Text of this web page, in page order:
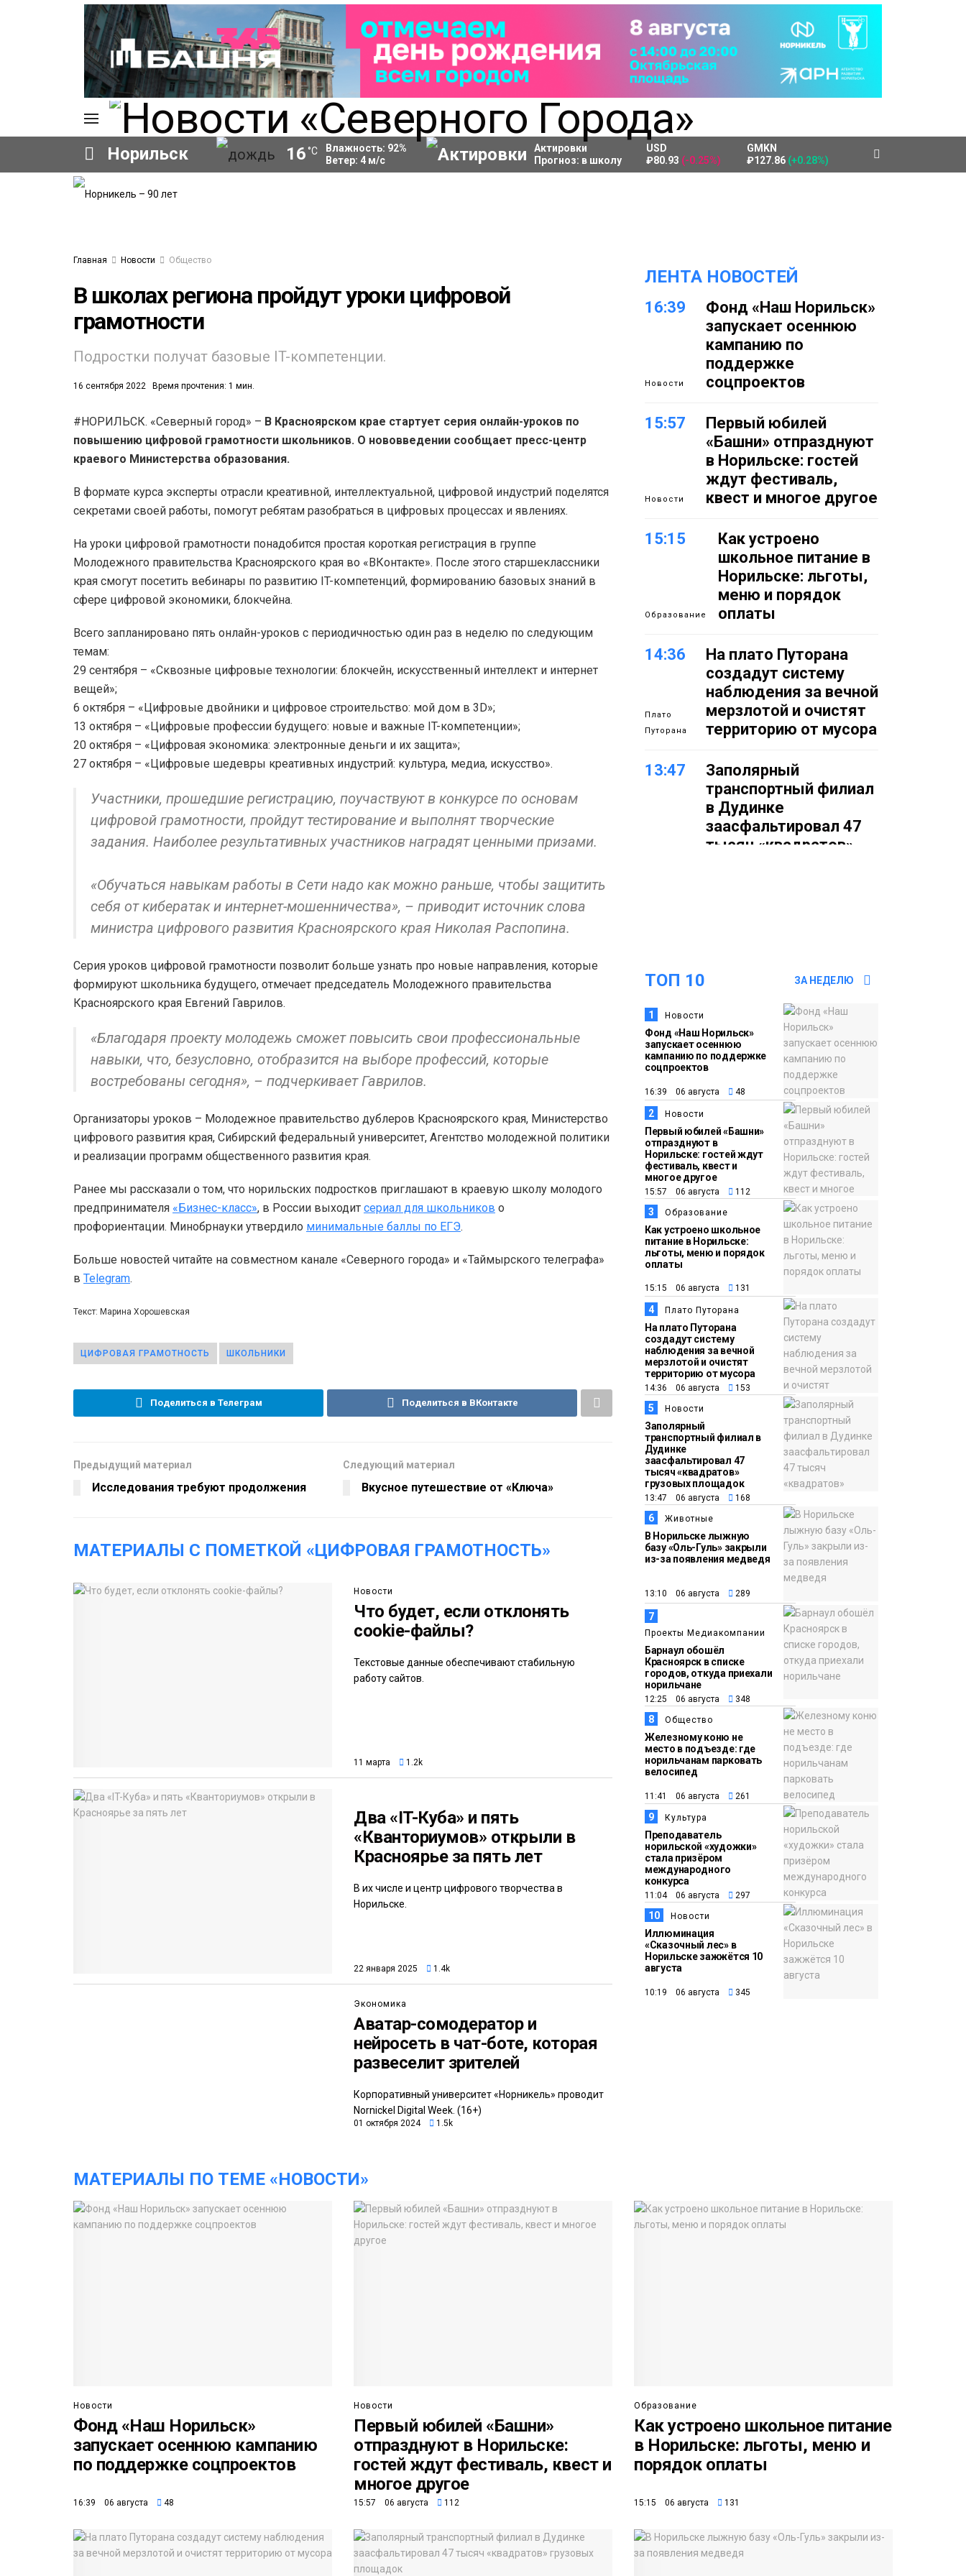
Норильск 16 °C Влажность: 92%
Ветер: 4м/с
Актировки
Прогноз: в школу
USD
₽80.93 (-0.25%)
GMKN
₽127.86 (+0.28%)
Главная Новости Общество
В школах региона пройдут уроки цифровой
грамотности
Подростки получат базовые IT-компетенции.
16 сентября 2022 Время прочтения: 1 мин.
#НОРИЛЬСК. «Северный город» – В Красноярском крае стартует серия онлайн-уроков по
повышению цифровой грамотности школьников. О нововведении сообщает пресс-центр
краевого Министерства образования.
В формате курса эксперты отрасли креативной, интеллектуальной, цифровой индустрий поделятся
секретами своей работы, помогут ребятам разобраться в цифровых процессах и явлениях.
На уроки цифровой грамотности понадобится простая короткая регистрация в группе
Молодежного правительства Красноярского края во «ВКонтакте». После этого старшеклассники
края смогут посетить вебинары по развитию IT-компетенций, формированию базовых знаний в
сфере цифровой экономики, блокчейна.
Всего запланировано пять онлайн-уроков с периодичностью один раз в неделю по следующим
темам:
29 сентября – «Сквозные цифровые технологии: блокчейн, искусственный интеллект и интернет
вещей»;
6 октября – «Цифровые двойники и цифровое строительство: мой дом в 3D»;
13 октября – «Цифровые профессии будущего: новые и важные IT-компетенции»;
20 октября – «Цифровая экономика: электронные деньги и их защита»;
27 октября – «Цифровые шедевры креативных индустрий: культура, медиа, искусство».
Участники, прошедшие регистрацию, поучаствуют в конкурсе по основам
цифровой грамотности, пройдут тестирование и выполнят творческие
задания. Наиболее результативных участников наградят ценными призами.
«Обучаться навыкам работы в Сети надо как можно раньше, чтобы защитить
себя от кибератак и интернет-мошенничества», – приводит источник слова
министра цифрового развития Красноярского края Николая Распопина.
Серия уроков цифровой грамотности позволит больше узнать про новые направления, которые
формируют школьника будущего, отмечает председатель Молодежного правительства
Красноярского края Евгений Гаврилов.
«Благодаря проекту молодежь сможет повысить свои профессиональные
навыки, что, безусловно, отобразится на выборе профессий, которые
востребованы сегодня», – подчеркивает Гаврилов.
Организаторы уроков – Молодежное правительство дублеров Красноярского края, Министерство
цифрового развития края, Сибирский федеральный университет, Агентство молодежной политики
и реализации программ общественного развития края.
Ранее мы рассказали о том, что норильских подростков приглашают в краевую школу молодого
предпринимателя «Бизнес-класс», в России выходит сериал для школьников о
профориентации. Минобрнауки утвердило минимальные баллы по ЕГЭ.
Больше новостей читайте на совместном канале «Северного города» и «Таймырского телеграфа»
в Telegram.
Текст: Марина Хорошевская
ЦИФРОВАЯ ГРАМОТНОСТЬ ШКОЛЬНИКИ
Поделиться в Телеграм Поделиться в ВКонтакте
Предыдущий материал
Исследования требуют продолжения
Следующий материал
Вкусное путешествие от «Ключа»
МАТЕРИАЛЫ С ПОМЕТКОЙ «ЦИФРОВАЯ ГРАМОТНОСТЬ»
Новости
Что будет, если отклонять
cookie-файлы?
Текстовые данные обеспечивают стабильную
работу сайтов.
11 марта 1.2k
Два «IT-Кубa» и пять
«Кванториумов» открыли в
Красноярье за пять лет
В их числе и центр цифрового творчества в
Норильске.
22 января 2025 1.4k
Экономика
Аватар-сомодератор и
нейросеть в чат-боте, которая
развеселит зрителей
Корпоративный университет «Норникель» проводит
Nornickel Digital Week. (16+)
01 октября 2024 1.5k
ЛЕНТА НОВОСТЕЙ
16:39
Новости
Фонд «Наш Норильск»
запускает осеннюю
кампанию по
поддержке
соцпроектов
15:57
Новости
Первый юбилей
«Башни» отпразднуют
в Норильске: гостей
ждут фестиваль,
квест и многое другое
15:15
Образование
Как устроено
школьное питание в
Норильске: льготы,
меню и порядок
оплаты
14:36
Плато
Путорана
На плато Путорана
создадут систему
наблюдения за вечной
мерзлотой и очистят
территорию от мусора
13:47
Заполярный
транспортный филиал
в Дудинке
заасфальтировал 47
тысяч «квадратов»
Проекты
Барнаул обошёл
Красноярск в
списке городов,
откуда приехали
норильчане
11:41
Общество
Железному коню не
место в подъезде:
где норильчанам
парковать велосипед
11:04
Культура
Преподаватель
норильской
«художки» стала
международного
конкурса
10:19
Новости
Иллюминация
«Сказочный лес» в
Норильске зажжётся
10 августа
ТОП 10 ЗА НЕДЕЛЮ
1 Новости
Фонд «Наш Норильск»
запускает осеннюю
кампанию по поддержке
соцпроектов
16:39 06 августа 48
2 Новости
Первый юбилей «Башни»
отпразднуют в
Норильске: гостей ждут
фестиваль, квест и
многое другое
15:57 06 августа 112
3 Образование
Как устроено школьное
питание в Норильске:
льготы, меню и порядок
оплаты
15:15 06 августа 131
4 Плато Путорана
На плато Путорана
создадут систему
наблюдения за вечной
мерзлотой и очистят
территорию от мусора
14:36 06 августа 153
5 Новости
Заполярный
транспортный филиал в
Дудинке
заасфальтировал 47
тысяч «квадратов»
грузовых площадок
13:47 06 августа 168
6 Животные
В Норильске лыжную
базу «Оль-Гуль» закрыли
из-за появления медведя
13:10 06 августа 289
7
Проекты Медиакомпании
Барнаул обошёл
Красноярск в списке
городов, откуда приехали
норильчане
12:25 06 августа 348
8 Общество
Железному коню не
место в подъезде: где
норильчанам парковать
велосипед
11:41 06 августа 261
9 Культура
Преподаватель
норильской «художки»
стала призёром
международного
конкурса
11:04 06 августа 297
10 Новости
Иллюминация
«Сказочный лес» в
Норильске зажжётся 10
августа
10:19 06 августа 345
МАТЕРИАЛЫ ПО ТЕМЕ «НОВОСТИ»
Новости
Фонд «Наш Норильск»
запускает осеннюю кампанию
по поддержке соцпроектов
16:39 06 августа 48
Новости
Первый юбилей «Башни»
отпразднуют в Норильске:
гостей ждут фестиваль, квест и
многое другое
15:57 06 августа 112
Образование
Как устроено школьное питание
в Норильске: льготы, меню и
порядок оплаты
15:15 06 августа 131